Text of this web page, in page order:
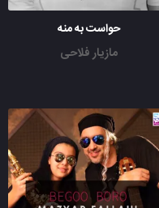
حواست به منه
مازیار فلاحی